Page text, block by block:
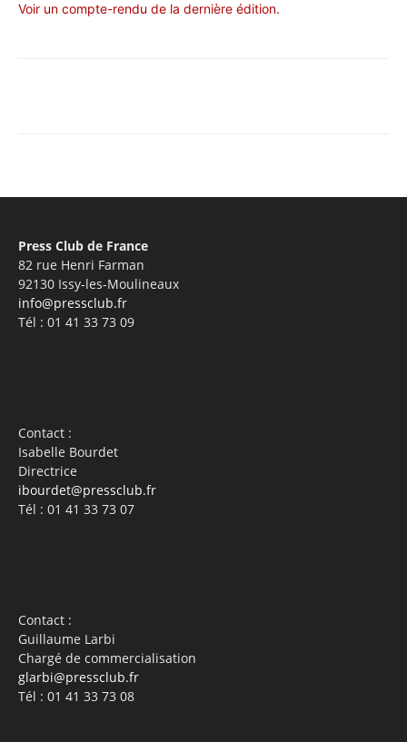
Voir un compte-rendu de la dernière édition.
Press Club de France
82 rue Henri Farman
92130 Issy-les-Moulineaux
info@pressclub.fr
Tél : 01 41 33 73 09
Contact :
Isabelle Bourdet
Directrice
ibourdet@pressclub.fr
Tél : 01 41 33 73 07
Contact :
Guillaume Larbi
Chargé de commercialisation
glarbi@pressclub.fr
Tél : 01 41 33 73 08